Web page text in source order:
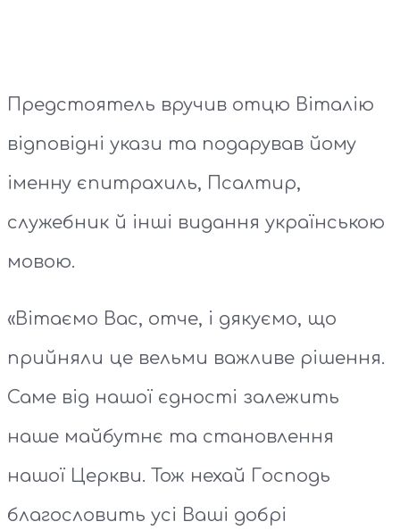
Предстоятель вручив отцю Віталію
відповідні укази та подарував йому
іменну єпитрахиль, Псалтир,
служебник й інші видання українською
мовою.
«Вітаємо Вас, отче, і дякуємо, що
прийняли це вельми важливе рішення.
Саме від нашої єдності залежить
наше майбутнє та становлення
нашої Церкви. Тож нехай Господь
благословить усі Ваші добрі